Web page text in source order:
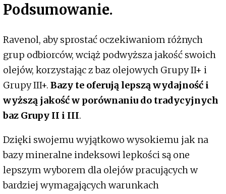
Podsumowanie.
Ravenol, aby sprostać oczekiwaniom różnych
grup odbiorców, wciąż podwyższa jakość swoich
olejów, korzystając z baz olejowych Grupy II+ i
Grupy III+. Bazy te oferują lepszą wydajność i
wyższą jakość w porównaniu do tradycyjnych
baz Grupy II i III.
Dzięki swojemu wyjątkowo wysokiemu jak na
bazy mineralne indeksowi lepkości są one
lepszym wyborem dla olejów pracujących w
bardziej wymagających warunkach